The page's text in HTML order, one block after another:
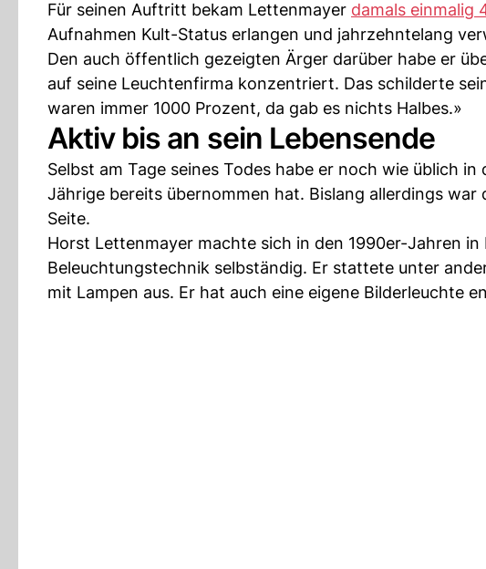
Für seinen Auftritt bekam Lettenmayer damals einmalig
Aufnahmen Kult-Status erlangen und jahrzehntelang
Den auch öffentlich gezeigten Ärger darüber habe er
auf seine Leuchtenfirma konzentriert. Das schilderte
waren immer 1000 Prozent, da gab es nichts Halbes.»
Aktiv bis an sein Lebensende
Selbst am Tage seines Todes habe er noch wie üblich
Jährige bereits übernommen hat. Bislang allerdings war
Seite.
Horst Lettenmayer machte sich in den 1990er-Jahren
Beleuchtungstechnik selbständig. Er stattete unter
mit Lampen aus. Er hat auch eine eigene Bilderleuchte